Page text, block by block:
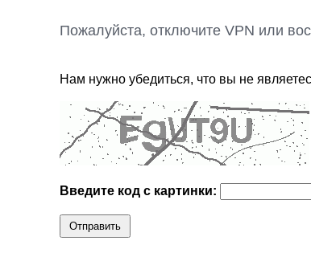
Пожалуйста, отключите VPN или
Нам нужно убедиться, что вы не
Введите код с картинки:
Отправить